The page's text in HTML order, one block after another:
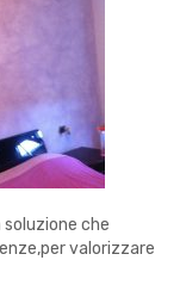
che
valorizzare